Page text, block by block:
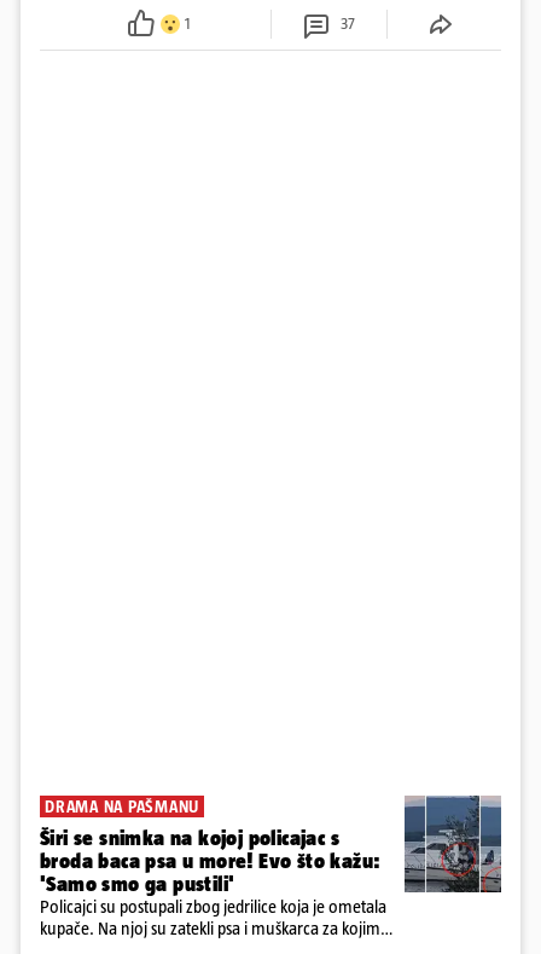
ispitali i poslali u istražni zatvor
1 37
DRAMA NA PAŠMANU
Širi se snimka na kojoj policajac s
broda baca psa u more! Evo što kažu:
'Samo smo ga pustili'
Policajci su postupali zbog jedrilice koja je ometala
kupače. Na njoj su zatekli psa i muškarca za kojim